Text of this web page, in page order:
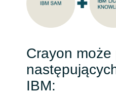
Crayon może
IBM: